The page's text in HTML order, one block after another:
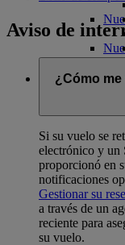
Aviso de
¿Cómo
Si su vuelo se
electrónico y un
proporcionó en
notificaciones
Gestionar su
a través de un
reciente para
su vuelo.